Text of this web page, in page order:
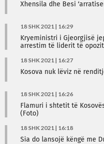
Xhensila dhe Besi
18 SHK 2021 | 16:29
Kryeministri i Gjeorgjisë
arrestim të liderit të
18 SHK 2021 | 16:27
Kosova nuk lëviz në
18 SHK 2021 | 16:26
Flamuri i shtetit të
(Foto)
18 SHK 2021 | 16:18
Sia do lansojë këngë me